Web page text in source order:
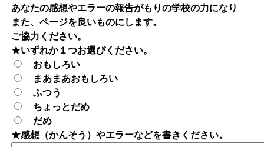
あなたの感想やエラーの報告がもりの学校の力になり
また、ページを良いものにします。
ご協力ください。
★いずれか１つお選びください。
おもしろい
まあまあおもしろい
ふつう
ちょっとだめ
だめ
★感想（かんそう）やエラーなどを書きください。